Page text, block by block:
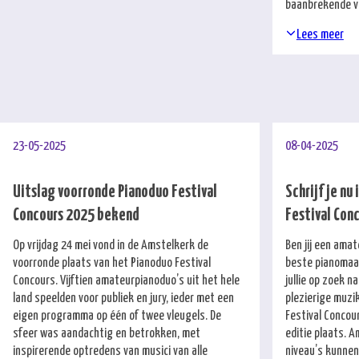
baanbrekende
Lees meer
23-05-2025
Uitslag voorronde Pianoduo Festival
Concours 2025 bekend
Op vrijdag 24 mei vond in de Amstelkerk de
voorronde plaats van het Pianoduo Festival
Concours. Vijftien amateurpianoduo’s uit het hele
land speelden voor publiek en jury, ieder met een
eigen programma op één of twee vleugels. De
sfeer was aandachtig en betrokken, met
inspirerende optredens van musici van alle
08-04-2025
Schrijf je nu
Festival
Ben jij een
beste
jullie op zoek
plezierige
Festival
editie plaats.
niveau’s